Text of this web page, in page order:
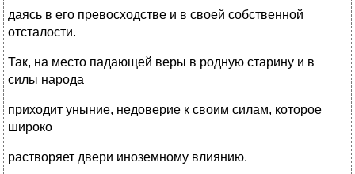
даясь в его превосходстве и в своей собственной
отсталости.
Так, на место падающей веры в родную старину и в
силы народа
приходит уныние, недоверие к своим силам, которое
широко
растворяет двери иноземному влиянию.